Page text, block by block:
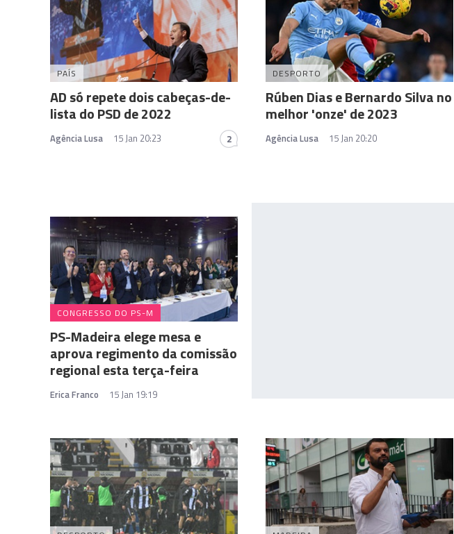
PAÍS
AD só repete dois cabeças-de-
lista do PSD de 2022
Agência Lusa 15 Jan 20:23 2
DESPORTO
Rúben Dias e Bernardo Silva no
melhor 'onze' de 2023
Agência Lusa 15 Jan 20:20
CONGRESSO DO PS-M
PS-Madeira elege mesa e
aprova regimento da comissão
regional esta terça-feira
Erica Franco 15 Jan 19:19